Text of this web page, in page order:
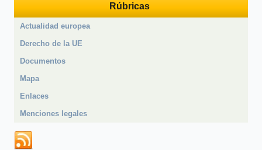
Rúbricas
Actualidad europea
Derecho de la UE
Documentos
Mapa
Enlaces
Menciones legales